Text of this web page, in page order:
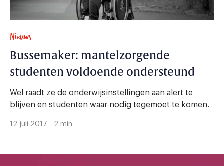
Nieuws
Bussemaker: mantelzorgende
studenten voldoende ondersteund
Wel raadt ze de onderwijsinstellingen aan alert te
blijven en studenten waar nodig tegemoet te komen.
12 juli 2017 - 2 min.